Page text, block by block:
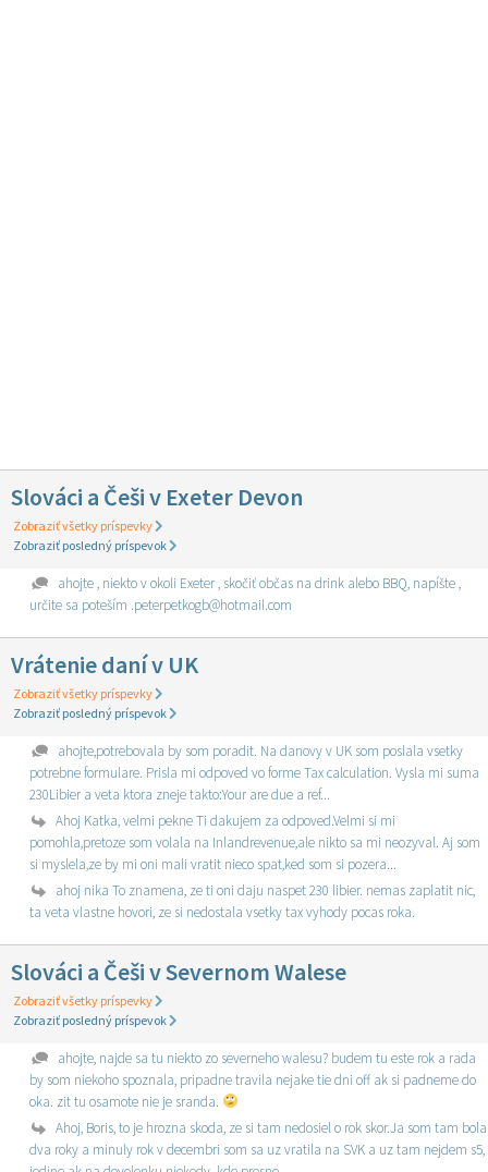
Slováci a Češi v Exeter Devon
Zobraziť všetky príspevky
Zobraziť posledný príspevok
ahojte , niekto v okoli Exeter , skočiť občas na drink alebo BBQ, napíšte ,
určite sa poteším .peterpetkogb@hotmail.com
Vrátenie daní v UK
Zobraziť všetky príspevky
Zobraziť posledný príspevok
ahojte,potrebovala by som poradit. Na danovy v UK som poslala vsetky
potrebne formulare. Prisla mi odpoved vo forme Tax calculation. Vysla mi suma
230Libier a veta ktora zneje takto:Your are due a ref...
Ahoj Katka, velmi pekne Ti dakujem za odpoved.Velmi si mi
pomohla,pretoze som volala na Inlandrevenue,ale nikto sa mi neozyval. Aj som
si myslela,ze by mi oni mali vratit nieco spat,ked som si pozera...
ahoj nika To znamena, ze ti oni daju naspet 230 libier. nemas zaplatit nic,
ta veta vlastne hovori, ze si nedostala vsetky tax vyhody pocas roka.
Slováci a Češi v Severnom Walese
Zobraziť všetky príspevky
Zobraziť posledný príspevok
ahojte, najde sa tu niekto zo severneho walesu? budem tu este rok a rada
by som niekoho spoznala, pripadne travila nejake tie dni off ak si padneme do
oka. zit tu osamote nie je sranda.
Ahoj, Boris, to je hrozna skoda, ze si tam nedosiel o rok skor.Ja som tam bola
dva roky a minuly rok v decembri som sa uz vratila na SVK a uz tam nejdem s5,